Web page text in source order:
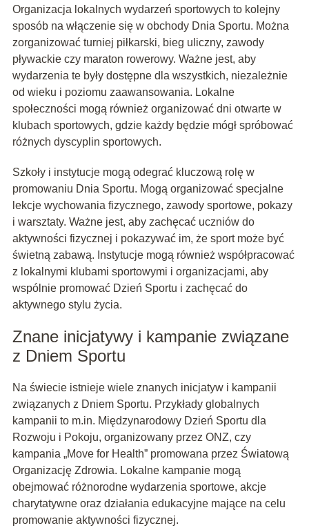
Organizacja lokalnych wydarzeń sportowych to kolejny
sposób na włączenie się w obchody Dnia Sportu. Można
zorganizować turniej piłkarski, bieg uliczny, zawody
pływackie czy maraton rowerowy. Ważne jest, aby
wydarzenia te były dostępne dla wszystkich, niezależnie
od wieku i poziomu zaawansowania. Lokalne
społeczności mogą również organizować dni otwarte w
klubach sportowych, gdzie każdy będzie mógł spróbować
różnych dyscyplin sportowych.
Szkoły i instytucje mogą odegrać kluczową rolę w
promowaniu Dnia Sportu. Mogą organizować specjalne
lekcje wychowania fizycznego, zawody sportowe, pokazy
i warsztaty. Ważne jest, aby zachęcać uczniów do
aktywności fizycznej i pokazywać im, że sport może być
świetną zabawą. Instytucje mogą również współpracować
z lokalnymi klubami sportowymi i organizacjami, aby
wspólnie promować Dzień Sportu i zachęcać do
aktywnego stylu życia.
Znane inicjatywy i kampanie związane
z Dniem Sportu
Na świecie istnieje wiele znanych inicjatyw i kampanii
związanych z Dniem Sportu. Przykłady globalnych
kampanii to m.in. Międzynarodowy Dzień Sportu dla
Rozwoju i Pokoju, organizowany przez ONZ, czy
kampania „Move for Health” promowana przez Światową
Organizację Zdrowia. Lokalne kampanie mogą
obejmować różnorodne wydarzenia sportowe, akcje
charytatywne oraz działania edukacyjne mające na celu
promowanie aktywności fizycznej.